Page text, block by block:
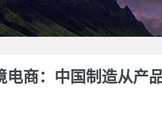
电商：中国制造从产